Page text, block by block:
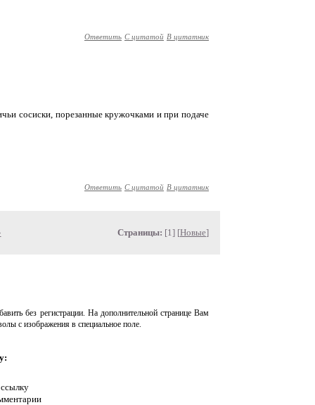
Ответить С цитатой В цитатник
сосиски, порезанные кружочками и при подаче
Ответить С цитатой В цитатник
Страницы: [1] [Новые]
без регистрации. На дополнительной странице Вам
с изображения в специальное поле.